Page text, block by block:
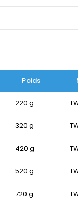
Poids
220 g
320 g
420 g
520 g
720 g